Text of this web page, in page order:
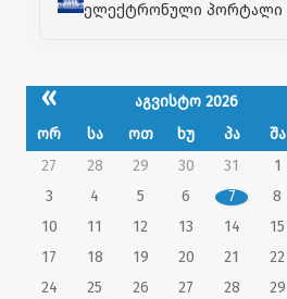
ელექტრონული პორტალი
« აგვისტო 2026
ორ სა ოთ ხუ პა შა
27
28 29 30 31 1
3
4 5 6 7 8
10
11 12 13 14 15
17
18 19 20 21 22
24
25 26 27 28 29